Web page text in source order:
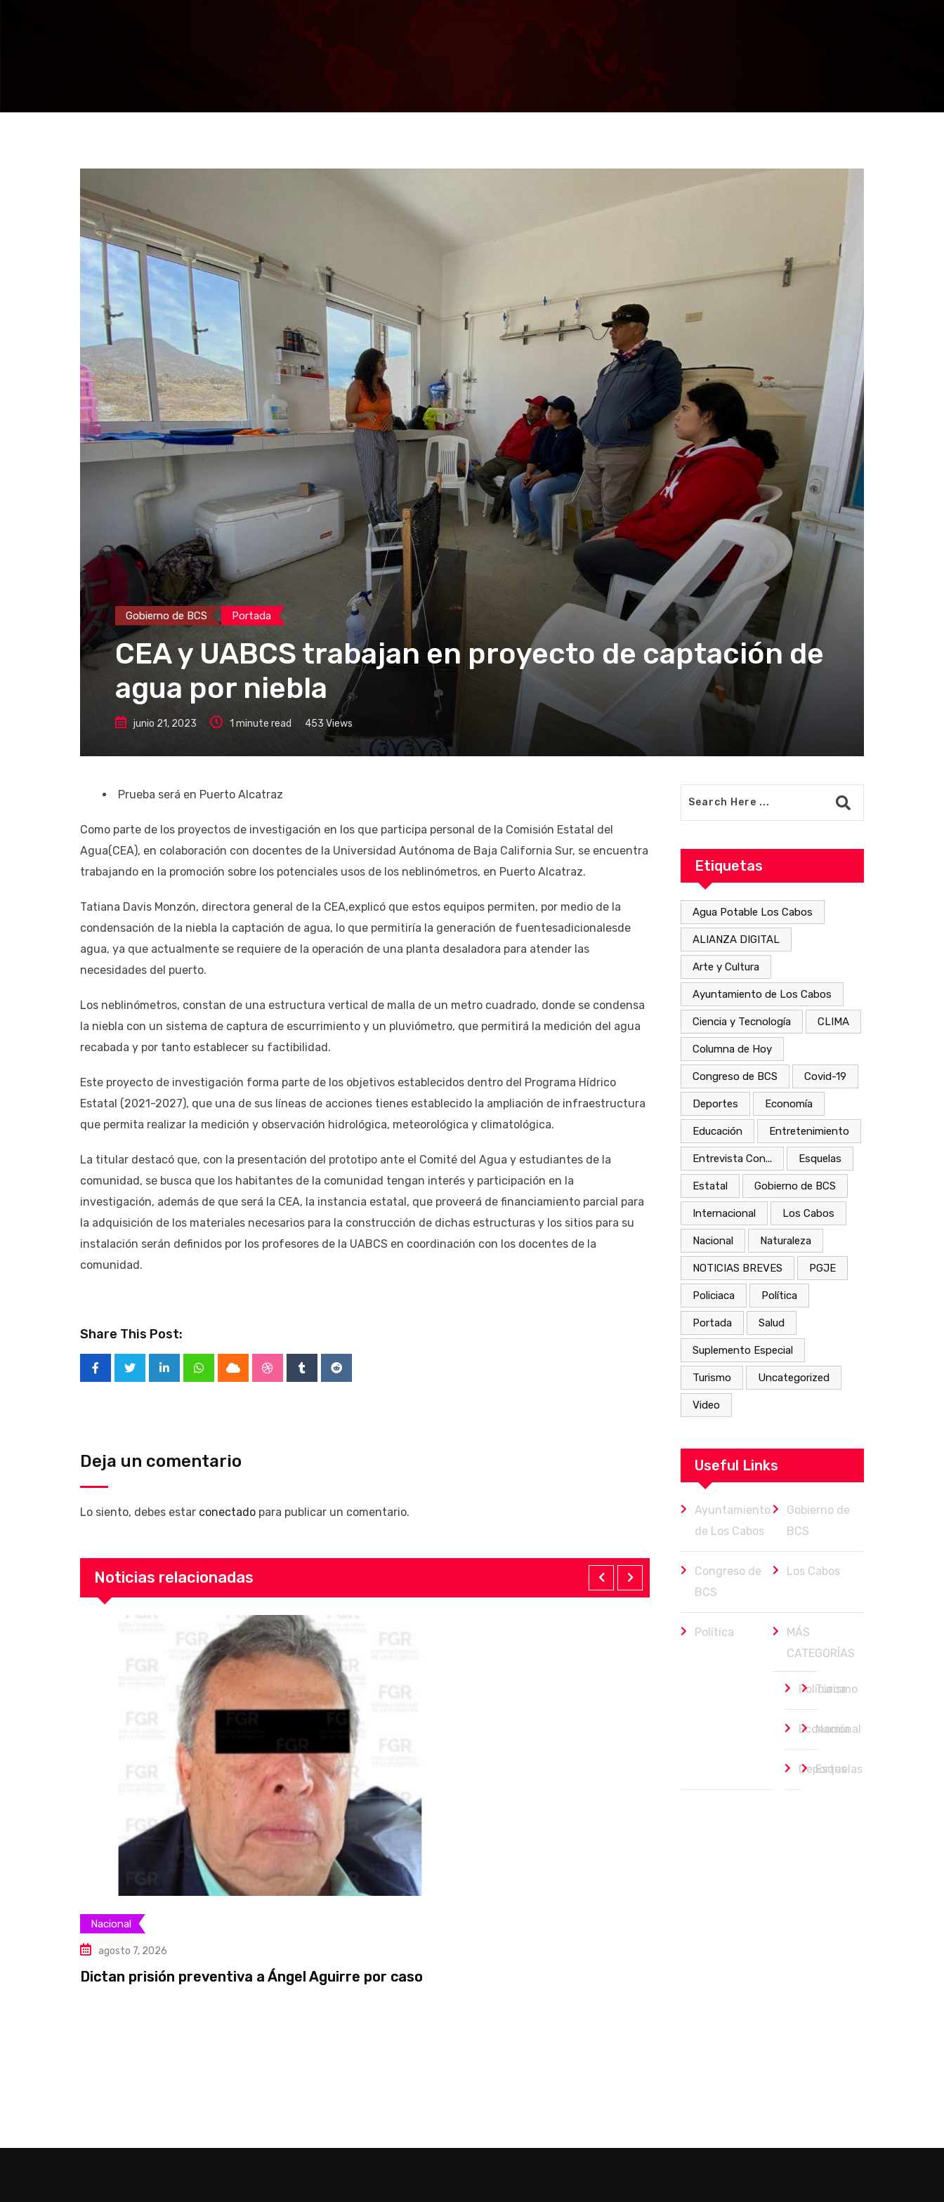
Gobierno de BCS Portada
CEA y UABCS trabajan en proyecto de captación de
agua por niebla
junio 21, 2023 1 minute read 453 Views
Prueba será en Puerto Alcatraz
Como parte de los proyectos de investigación en los que participa personal de la Comisión Estatal del
Agua(CEA), en colaboración con docentes de la Universidad Autónoma de Baja California Sur, se encuentra
trabajando en la promoción sobre los potenciales usos de los neblinómetros, en Puerto Alcatraz.
Tatiana Davis Monzón, directora general de la CEA,explicó que estos equipos permiten, por medio de la
condensación de la niebla la captación de agua, lo que permitiría la generación de fuentesadicionalesde
agua, ya que actualmente se requiere de la operación de una planta desaladora para atender las
necesidades del puerto.
Los neblinómetros, constan de una estructura vertical de malla de un metro cuadrado, donde se condensa
la niebla con un sistema de captura de escurrimiento y un pluviómetro, que permitirá la medición del agua
recabada y por tanto establecer su factibilidad.
Este proyecto de investigación forma parte de los objetivos establecidos dentro del Programa Hídrico
Estatal (2021-2027), que una de sus líneas de acciones tienes establecido la ampliación de infraestructura
que permita realizar la medición y observación hidrológica, meteorológica y climatológica.
La titular destacó que, con la presentación del prototipo ante el Comité del Agua y estudiantes de la
comunidad, se busca que los habitantes de la comunidad tengan interés y participación en la
investigación, además de que será la CEA, la instancia estatal, que proveerá de financiamiento parcial para
la adquisición de los materiales necesarios para la construcción de dichas estructuras y los sitios para su
instalación serán definidos por los profesores de la UABCS en coordinación con los docentes de la
comunidad.
Share This Post:
LinkedInWhatsappCloud StumbleUpon
TumblrReddit
Deja un comentario
Lo siento, debes estar conectado para publicar un comentario.
Noticias relacionadas
Nacional
agosto 7, 2026
Dictan prisión preventiva a Ángel Aguirre por caso
Etiquetas
Agua Potable Los Cabos
ALIANZA DIGITAL
Arte y Cultura
Ayuntamiento de Los Cabos
Ciencia y Tecnología CLIMA
Columna de Hoy
Congreso de BCS Covid-19
Deportes Economía
Educación Entretenimiento
Entrevista Con... Esquelas
Estatal Gobierno de BCS
Internacional Los Cabos
Nacional Naturaleza
NOTICIAS BREVES PGJE
Policiaca Política
Portada Salud
Suplemento Especial
Turismo Uncategorized
Video
Useful Links
Ayuntamiento
de Los Cabos
Gobierno de
BCS
Congreso de
BCS
Los Cabos
Política
MÁS
CATEGORÍAS
Policiaca
Turismo
Economía
Nacional
Deportes
Esquelas